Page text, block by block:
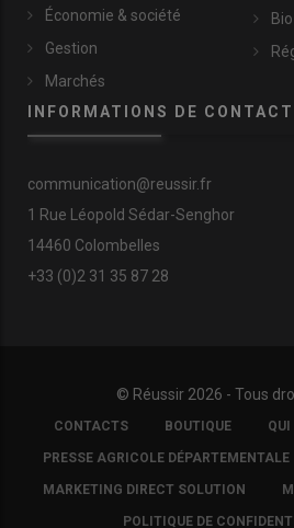
Économie & société
Gestion
Marchés
Bio
INFORMATIONS DE CONTACT
communication@reussir.fr
1 Rue Léopold Sédar-Senghor
14460 Colombelles
+33 (0)2 31 35 87 28
© Réussir 2026 - Tous
FOOTER
COPYRIGHT
CONTACTS BOUTIQUE
PRESSE AGRICOLE DÉPARTEMENTALE
MARKETING DIRECT SOLUTION
POLITIQUE DE